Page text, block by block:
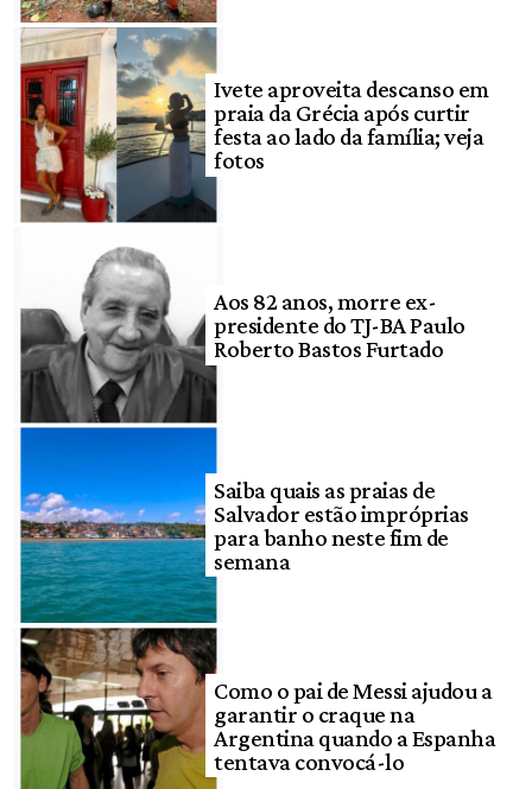
Ivete aproveita descanso em
praia da Grécia após curtir
festa ao lado da família; veja
fotos
Aos 82 anos, morre ex-
presidente do TJ-BA Paulo
Roberto Bastos Furtado
Saiba quais as praias de
Salvador estão impróprias
para banho neste fim de
semana
Como o pai de Messi ajudou a
garantir o craque na
Argentina quando a Espanha
tentava convocá-lo